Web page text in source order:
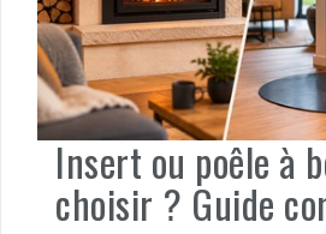
Insert ou poêle à
choisir ? Guide